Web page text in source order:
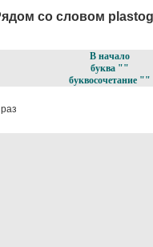
со словом
В начало
буква ""
буквосочетание ""